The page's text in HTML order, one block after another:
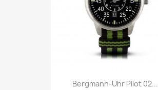
Bergmann-Uhr Pilot 02...